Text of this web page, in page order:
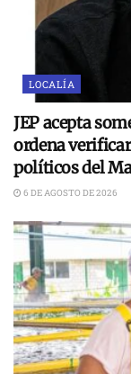
LOCALÍA
JEP acepta
ordena
políticos del
6 DE AGOSTO DE 2026